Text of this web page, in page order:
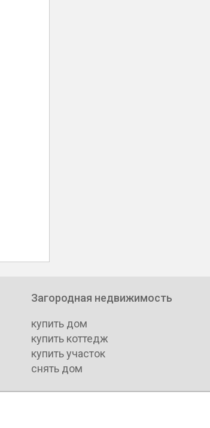
Загородная недвижимость
купить дом
купить коттедж
купить участок
снять дом